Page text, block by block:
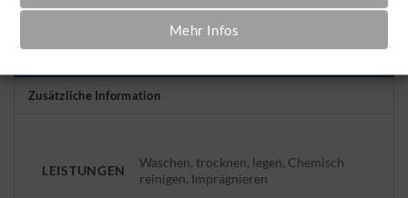
Mehr Infos
Zusätzliche Information
LEISTUNGEN
Waschen, trocknen, legen, Chemisch
reinigen, Imprägnieren